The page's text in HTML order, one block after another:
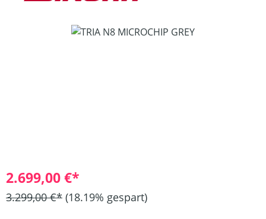
Bildergalerie überspringen
2.699,00 €*
3.299,00 €* (18.19% gespart)